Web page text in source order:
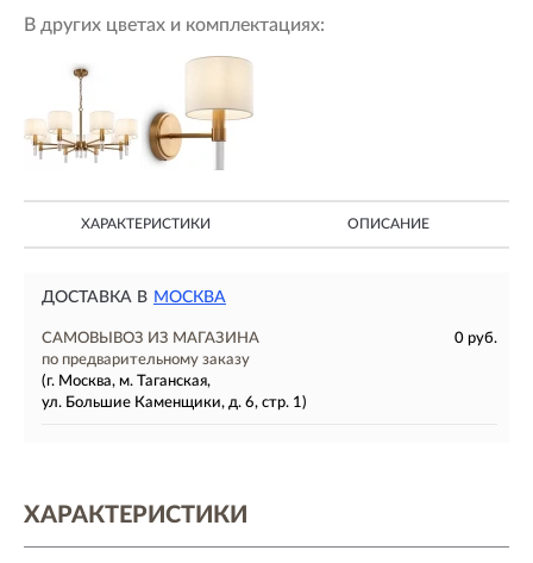
В других цветах и комплектациях:
ХАРАКТЕРИСТИКИ ОПИСАНИЕ
ДОСТАВКА В МОСКВА
САМОВЫВОЗ ИЗ МАГАЗИНА
0 руб.
по предварительному заказу
(г. Москва, м. Таганская,
ул. Большие Каменщики, д. 6, стр. 1)
ХАРАКТЕРИСТИКИ